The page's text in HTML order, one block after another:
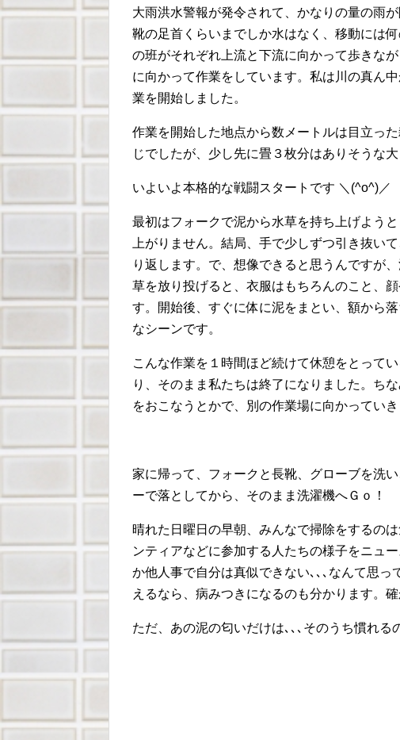
大雨洪水警報が発令されて、かなりの量の雨
靴の足首くらいまでしか水はなく、移動には
の班がそれぞれ上流と下流に向かって歩きな
に向かって作業をしています。私は川の真ん
業を開始しました。
作業を開始した地点から数メートルは目立っ
じでしたが、少し先に畳３枚分はありそうな
いよいよ本格的な戦闘スタートです ＼(^o^)／
最初はフォークで泥から水草を持ち上げよう
上がりません。結局、手で少しずつ引き抜い
り返します。で、想像できると思うんですが
草を放り投げると、衣服はもちろんのこと、
す。開始後、すぐに体に泥をまとい、額から
なシーンです。
こんな作業を１時間ほど続けて休憩をとって
り、そのまま私たちは終了になりました。ち
をおこなうとかで、別の作業場に向かっていき
家に帰って、フォークと長靴、グローブを洗
ーで落としてから、そのまま洗濯機へＧｏ！
晴れた日曜日の早朝、みんなで掃除をするの
ンティアなどに参加する人たちの様子をニュ
か他人事で自分は真似できない､､､なんて思
えるなら、病みつきになるのも分かります。
ただ、あの泥の匂いだけは､､､そのうち慣れる